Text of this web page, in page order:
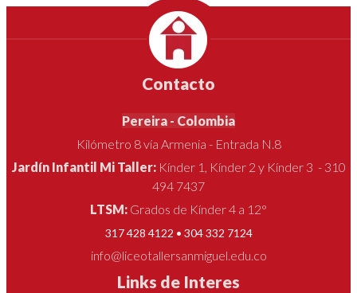
Contacto
Pereira - Colombia
Kilómetro 8 vía Armenia - Entrada N.8
Jardín Infantil Mi Taller: Kínder 1, Kínder 2 y Kínder 3 - 310
494 7437
LTSM: Grados de Kínder 4 a 12°
317 428 4122 • 304 332 7124
info@liceotallersanmiguel.edu.co
Links de Interes